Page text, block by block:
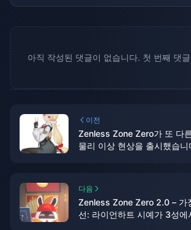
아직 작성된 댓글이 없습니다. 첫 번째 댓
이전
Zenless Zone Zero가 또 다
물리 이상 현상을 출시했습니
다음
Zenless Zone Zero 2.0 – 가
선: 라이언하트 시예가 3성에